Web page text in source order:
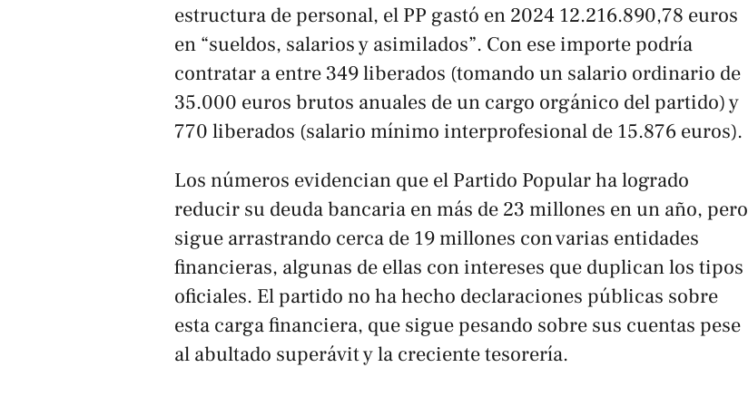
estructura de personal, el PP gastó en 2024 12.216.890,78 euros
en “sueldos, salarios y asimilados”. Con ese importe podría
contratar a entre 349 liberados (tomando un salario ordinario de
35.000 euros brutos anuales de un cargo orgánico del partido) y
770 liberados (salario mínimo interprofesional de 15.876 euros).
Los números evidencian que el Partido Popular ha logrado
reducir su deuda bancaria en más de 23 millones en un año, pero
sigue arrastrando cerca de 19 millones con varias entidades
financieras, algunas de ellas con intereses que duplican los tipos
oficiales. El partido no ha hecho declaraciones públicas sobre
esta carga financiera, que sigue pesando sobre sus cuentas pese
al abultado superávit y la creciente tesorería.